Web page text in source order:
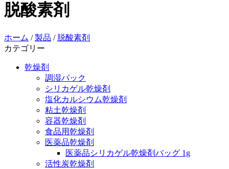
脱酸素剤
ホーム /製品 / 脱酸素剤
カテゴリー
乾燥剤
調湿パック
シリカゲル乾燥剤
塩化カルシウム乾燥剤
粘土乾燥剤
容器乾燥剤
食品用乾燥剤
医薬品乾燥剤
医薬品シリカゲル乾燥剤バッグ 1g
活性炭乾燥剤